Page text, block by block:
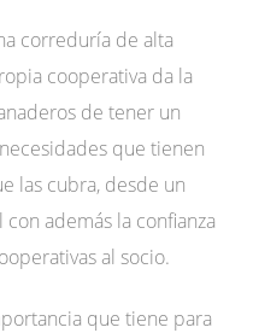
correduría de alta
cooperativa da la
de tener un
que tienen
las cubra, desde un
además la confianza
al socio.
que tiene para